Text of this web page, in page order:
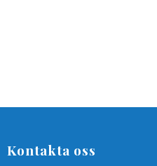
Kontakta oss